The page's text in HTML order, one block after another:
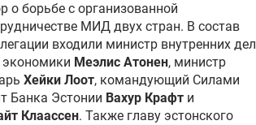
о борьбе с организованной
МИД двух стран. В состав
входили министр внутренних дел
экономики Меэлис Атонен, министр
Хейки Лоот, командующий Силами
Банка Эстонии Вахур Крафт и
Клаассен. Также главу эстонского